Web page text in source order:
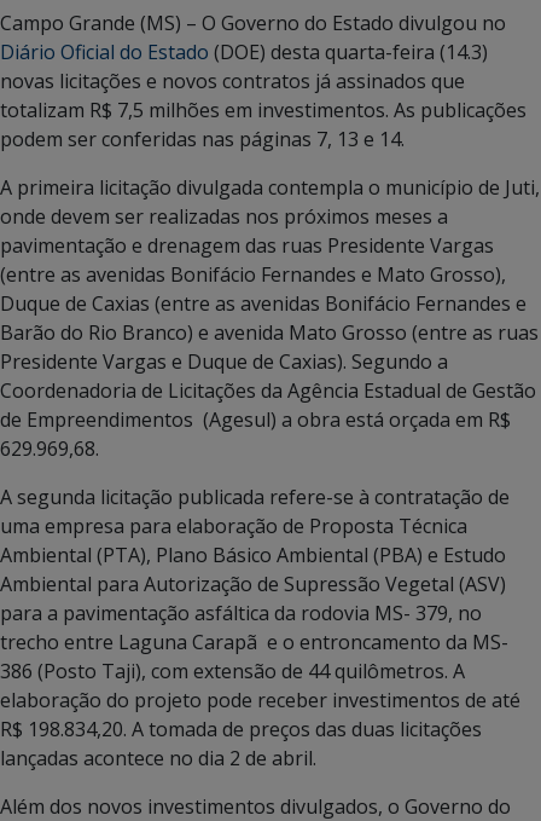
Campo Grande (MS) – O Governo do Estado divulgou no
Diário Oficial do Estado (DOE) desta quarta-feira (14.3)
novas licitações e novos contratos já assinados que
totalizam R$ 7,5 milhões em investimentos. As publicações
podem ser conferidas nas páginas 7, 13 e 14.
A primeira licitação divulgada contempla o município de Juti,
onde devem ser realizadas nos próximos meses a
pavimentação e drenagem das ruas Presidente Vargas
(entre as avenidas Bonifácio Fernandes e Mato Grosso),
Duque de Caxias (entre as avenidas Bonifácio Fernandes e
Barão do Rio Branco) e avenida Mato Grosso (entre as ruas
Presidente Vargas e Duque de Caxias). Segundo a
Coordenadoria de Licitações da Agência Estadual de Gestão
de Empreendimentos (Agesul) a obra está orçada em R$
629.969,68.
A segunda licitação publicada refere-se à contratação de
uma empresa para elaboração de Proposta Técnica
Ambiental (PTA), Plano Básico Ambiental (PBA) e Estudo
Ambiental para Autorização de Supressão Vegetal (ASV)
para a pavimentação asfáltica da rodovia MS- 379, no
trecho entre Laguna Carapã e o entroncamento da MS-
386 (Posto Taji), com extensão de 44 quilômetros. A
elaboração do projeto pode receber investimentos de até
R$ 198.834,20. A tomada de preços das duas licitações
lançadas acontece no dia 2 de abril.
Além dos novos investimentos divulgados, o Governo do